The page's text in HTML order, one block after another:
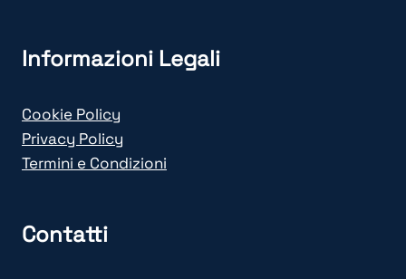
Informazioni Legali
Cookie Policy
Privacy Policy
Termini e Condizioni
Contatti